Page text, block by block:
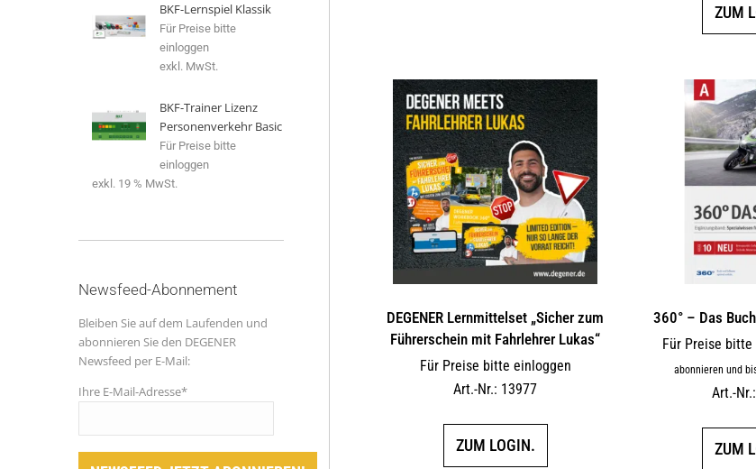
ZUM
DEGENER Lernmittelset „Sicher zum
Führerschein mit Fahrlehrer Lukas“
Für Preise bitte einloggen
Art.-Nr.: 13977
ZUM LOGIN.
360° – Das
Für Preise
abonnieren und
Art.-
ZUM
BKF-Lernspiel Klassik
Für Preise bitte
einloggen
exkl. MwSt.
BKF-Trainer Lizenz
Personenverkehr Basic
Für Preise bitte
einloggen
exkl. 19 % MwSt.
Newsfeed-Abonnement
Bleiben Sie auf dem Laufenden und
abonnieren Sie den DEGENER
Newsfeed per E-Mail:
Ihre E-Mail-Adresse*